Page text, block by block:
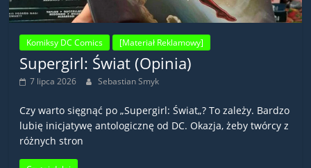
Komiksy DC Comics [Materiał Reklamowy]
Supergirl: Świat (Opinia)
7 lipca 2026 Sebastian Smyk
Czy warto sięgnąć po „Supergirl: Świat„? To zależy. Bardzo
lubię inicjatywę antologicznę od DC. Okazja, żeby twórcy z
różnych stron